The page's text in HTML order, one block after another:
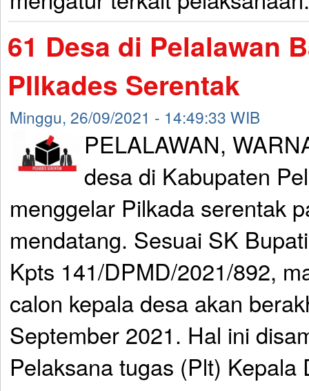
61 Desa di Pelalawan
PIlkades Serentak
Minggu, 26/09/2021 - 14:49:33 WIB
PELALAWAN,
desa di Kabupaten
menggelar Pilkada serentak
mendatang. Sesuai SK
Kpts 141/DPMD/2021/892,
calon kepala desa akan
September 2021. Hal ini
Pelaksana tugas (Plt) Kepala